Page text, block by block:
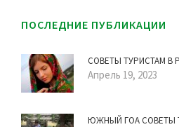
ПОСЛЕДНИЕ ПУБЛИКАЦИИ
СОВЕТЫ ТУРИСТАМ В
Апрель 19, 2023
ЮЖНЫЙ ГОА СОВЕТЫ